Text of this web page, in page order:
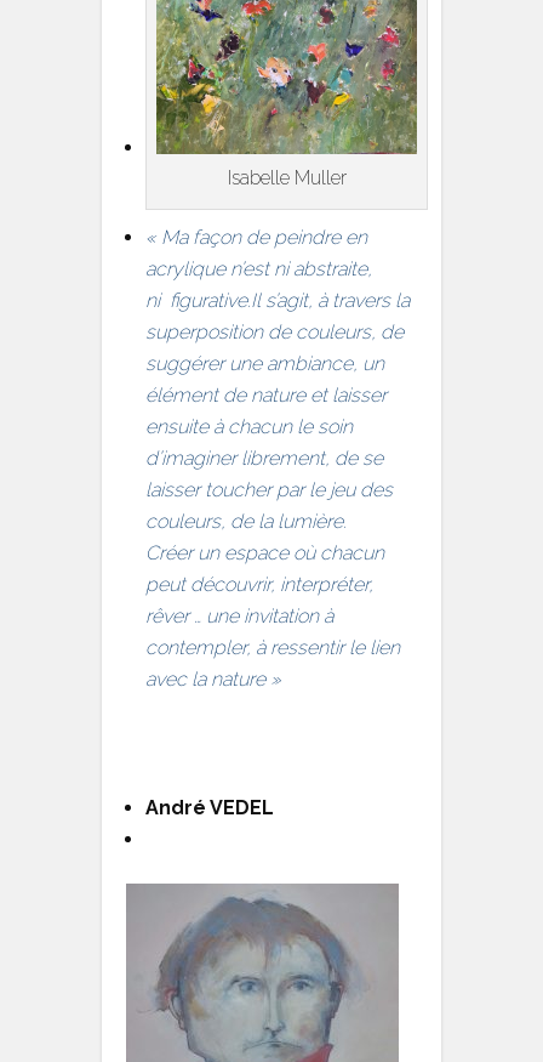
Isabelle Muller
« Ma façon de peindre en
acrylique n’est ni abstraite,
ni figurative.Il s’agit, à travers la
superposition de couleurs, de
suggérer une ambiance, un
élément de nature et laisser
ensuite à chacun le soin
d’imaginer librement, de se
laisser toucher par le jeu des
couleurs, de la lumière.
Créer un espace où chacun
peut découvrir, interpréter,
rêver … une invitation à
contempler, à ressentir le lien
avec la nature »
André VEDEL